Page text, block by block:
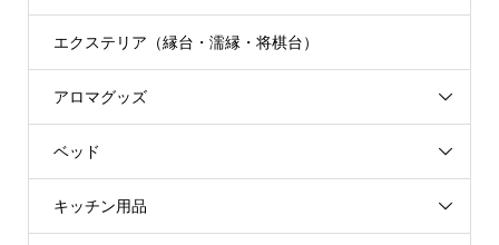
エクステリア（縁台・濡縁・将棋台）
アロマグッズ
ベッド
キッチン用品